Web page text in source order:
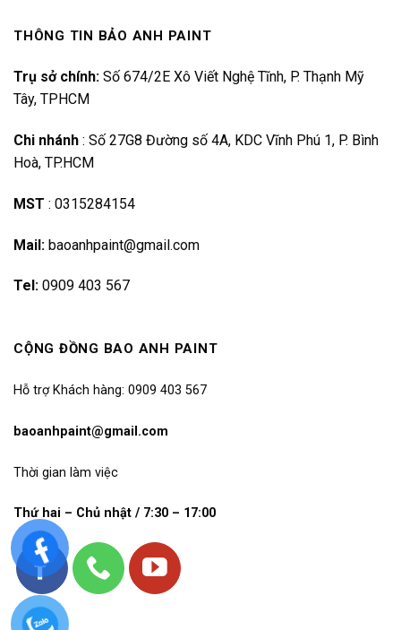
THÔNG TIN BẢO ANH PAINT
Trụ sở chính: Số 674/2E Xô Viết Nghệ Tĩnh, P. Thạnh Mỹ
Tây, TPHCM
Chi nhánh : Số 27G8 Đường số 4A, KDC Vĩnh Phú 1, P. Bình
Hoà, TP.HCM
MST : 0315284154
Mail: baoanhpaint@gmail.com
Tel: 0909 403 567
CỘNG ĐỒNG BAO ANH PAINT
Hỗ trợ Khách hàng: 0909 403 567
baoanhpaint@gmail.com
Thời gian làm việc
Thứ hai – Chủ nhật / 7:30 – 17:00